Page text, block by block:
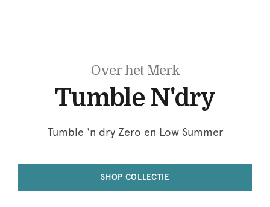
Over het Merk
Tumble N'dry
Tumble 'n dry Zero en Low Summer
SHOP COLLECTIE